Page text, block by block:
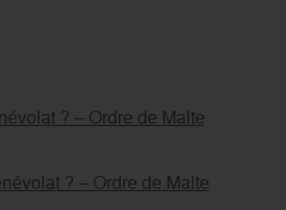
? – Ordre de Malte
? – Ordre de Malte